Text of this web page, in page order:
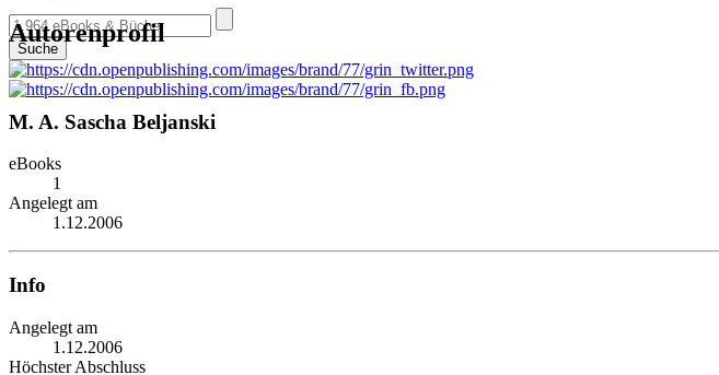
Suche
Autorenprofil
M. A. Sascha Beljanski
eBooks
1
Angelegt am
1.12.2006
Info
Angelegt am
1.12.2006
Höchster Abschluss